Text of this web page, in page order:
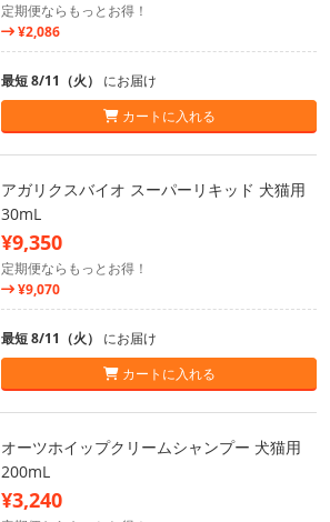
定期便ならもっとお得！
¥2,086
最短 8/11（火） にお届け
カートに入れる
アガリクスバイオ スーパーリキッド 犬猫用
30mL
¥9,350
定期便ならもっとお得！
¥9,070
最短 8/11（火） にお届け
カートに入れる
オーツホイップクリームシャンプー 犬猫用
200mL
¥3,240